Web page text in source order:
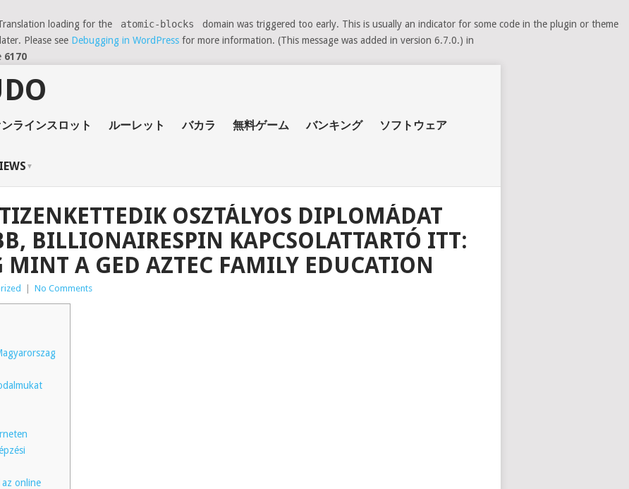
loading for the atomic-blocks
domain was triggered too early. This is usually an indicator for some code in the plugin or theme
Please see Debugging in WordPress for more information. (This message was added in version 6.7.0.) in
6170
ラインスロット ルーレット バカラ 無料ゲーム バンキング ソフトウェア
OSZTÁLYOS DIPLOMÁDAT
BILLIONAIRESPIN KAPCSOLATTARTÓ ITT:
MINT A GED AZTEC FAMILY EDUCATION
No Comments
online